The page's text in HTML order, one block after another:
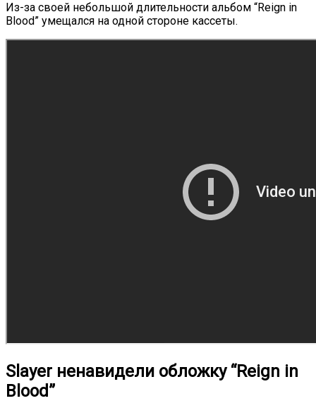
Из-за своей небольшой длительности альбом “Reign in
Blood” умещался на одной стороне кассеты.
Slayer ненавидели обложку “Reign in
Blood”